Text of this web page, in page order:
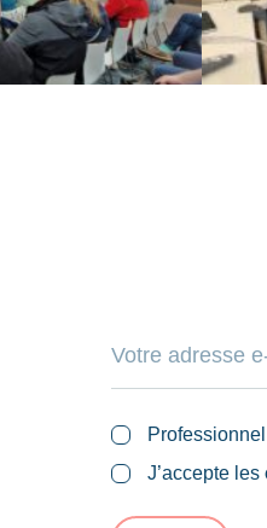
Professionnel
J’accepte les